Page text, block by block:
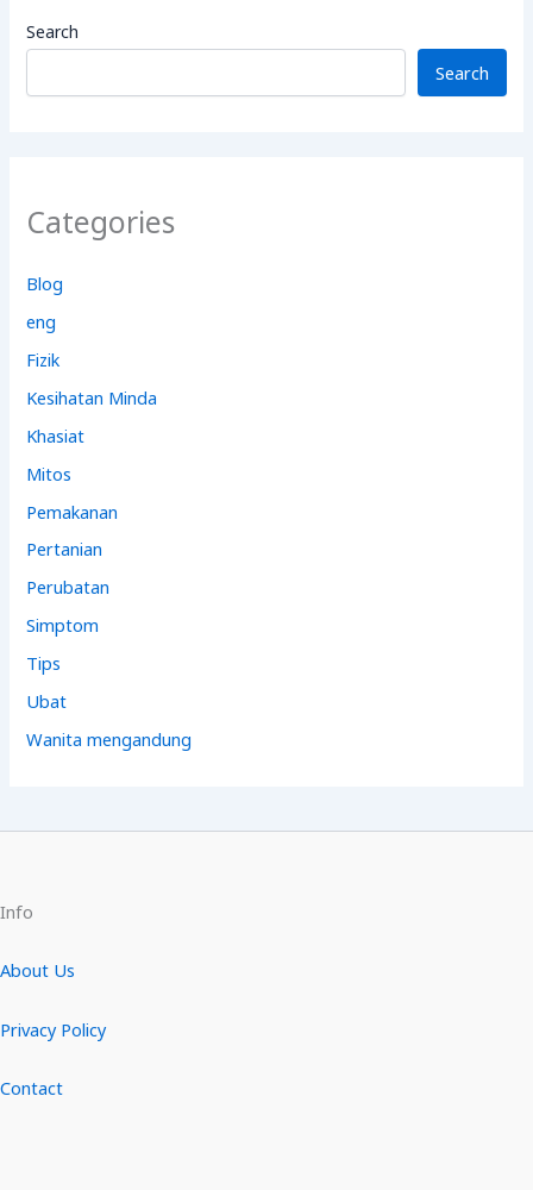
Search
Search
Categories
Blog
eng
Fizik
Kesihatan Minda
Khasiat
Mitos
Pemakanan
Pertanian
Perubatan
Simptom
Tips
Ubat
Wanita mengandung
Info
About Us
Privacy Policy
Contact